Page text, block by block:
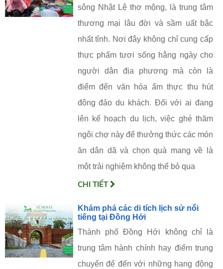
sông Nhật Lệ thơ mộng, là trung tâm
thương mại lâu đời và sầm uất bậc
nhất tỉnh. Nơi đây không chỉ cung cấp
thực phẩm tươi sống hằng ngày cho
người dân địa phương mà còn là
điểm đến văn hóa ẩm thực thu hút
đông đảo du khách. Đối với ai đang
lên kế hoạch du lịch, việc ghé thăm
ngôi chợ này để thưởng thức các món
ăn dân dã và chọn quà mang về là
một trải nghiệm không thể bỏ qua
CHI TIẾT
Khám phá các di tích lịch sử nổi
tiếng tại Đồng Hới
Thành phố Đồng Hới không chỉ là
trung tâm hành chính hay điểm trung
chuyển để đến với những hang động